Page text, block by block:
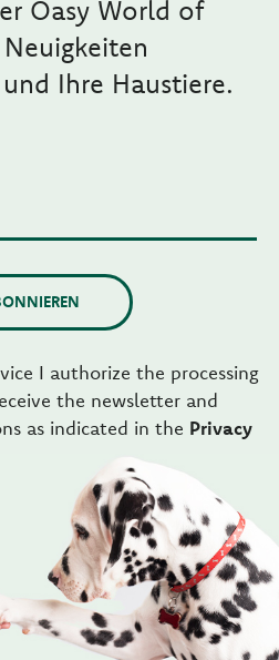
Oasy World of
Ihre Haustiere.
I authorize the processing
the newsletter and
as indicated in the Privacy